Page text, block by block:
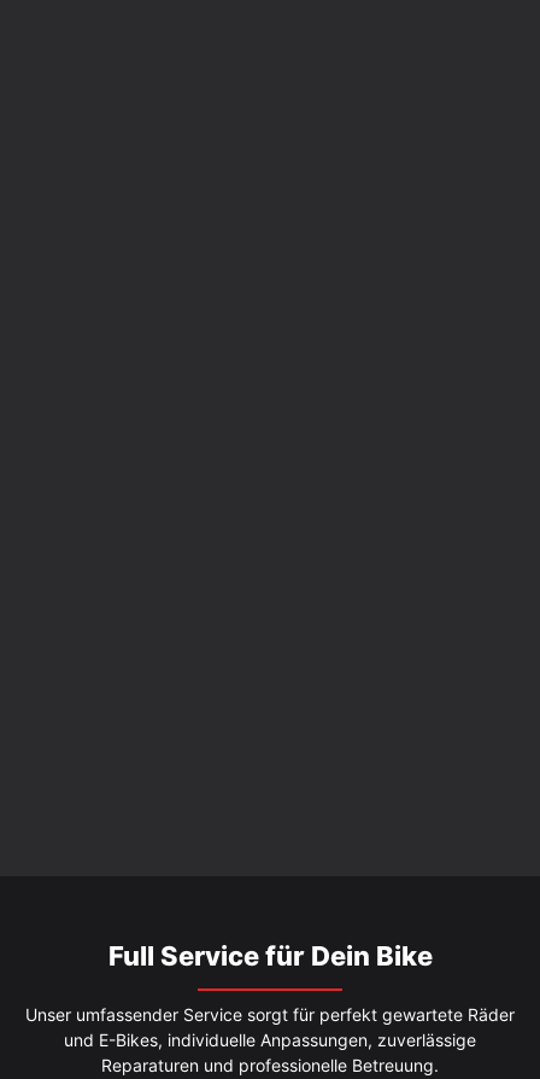
Full Service für Dein Bike
Unser umfassender Service sorgt für perfekt gewartete Räder
und E-Bikes, individuelle Anpassungen, zuverlässige
Reparaturen und professionelle Betreuung.